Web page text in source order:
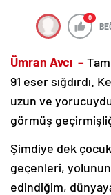
0
Ümran Avcı –
91 eser sığdırdı.
uzun ve
görmüş
Şimdiye dek
geçenleri,
edindiğim,